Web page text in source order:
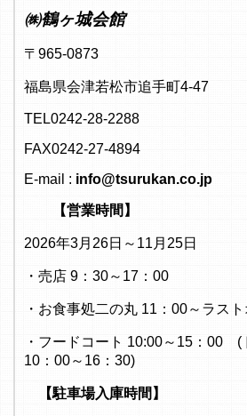
㈱鶴ヶ城会館
〒965-0873
福島県会津若松市追手町4-47
TEL0242-28-2288
FAX0242-27-4894
E-mail : info@tsurukan.co.jp
【営業時間】
2026年3月26日～11月25日
・売店 9：30～17：00
・お食事処二の丸 11：00～ラス
・フードコート 10:00～15：00 (
10：00～16：30)
【駐車場入庫時間】